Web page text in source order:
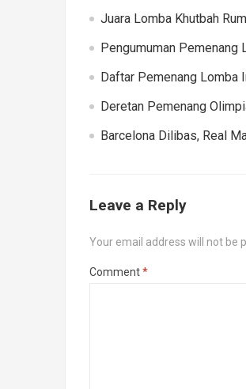
Juara Lomba Khutbah
Pengumuman Pemenang
Daftar Pemenang Lomba
Deretan Pemenang
Barcelona Dilibas, Real
Leave a Reply
Your email address will not be
Comment*